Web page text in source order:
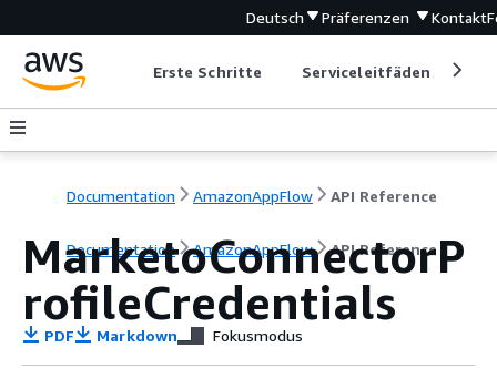
Deutsch Präferenzen Kontakt
Erste Schritte Serviceleitfäden
Documentation AmazonAppFlow API Reference
Documentation AmazonAppFlow API Reference
MarketoConnectorP
rofileCredentials
PDF Markdown Fokusmodus